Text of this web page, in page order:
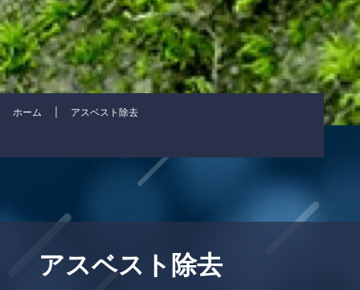
ホーム アスベスト除去
アスベスト除去